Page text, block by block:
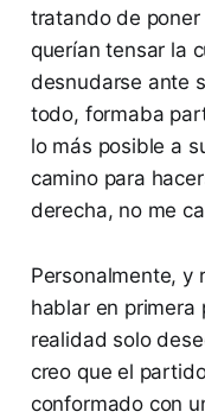
tratando de poner
querían tensar la
desnudarse ante
todo, formaba
lo más posible a
camino para
derecha, no me
Personalmente, y
hablar en primera
realidad solo
creo que el
conformado con